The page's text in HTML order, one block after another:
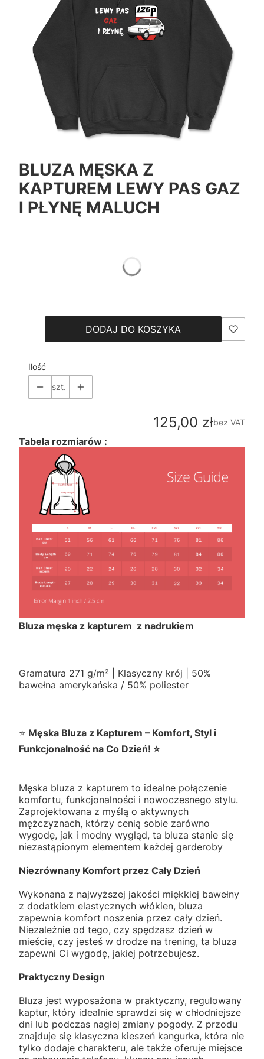
BLUZA MĘSKA Z
KAPTUREM LEWY PAS GAZ
I PŁYNĘ MALUCH
DODAJ DO KOSZYKA
Ilość
szt.
Cena
125,00 złbez VAT
Tabela rozmiarów :
Bluza męska z kapturem z nadrukiem
Gramatura 271 g/m² | Klasyczny krój | 50%
bawełna amerykańska / 50% poliester
⭐ Męska Bluza z Kapturem – Komfort, Styl i
Funkcjonalność na Co Dzień! ⭐
Męska bluza z kapturem to idealne połączenie
komfortu, funkcjonalności i nowoczesnego stylu.
Zaprojektowana z myślą o aktywnych
mężczyznach, którzy cenią sobie zarówno
wygodę, jak i modny wygląd, ta bluza stanie się
niezastąpionym elementem każdej garderoby
Niezrównany Komfort przez Cały Dzień
Wykonana z najwyższej jakości miękkiej bawełny
z dodatkiem elastycznych włókien, bluza
zapewnia komfort noszenia przez cały dzień.
Niezależnie od tego, czy spędzasz dzień w
mieście, czy jesteś w drodze na trening, ta bluza
zapewni Ci wygodę, jakiej potrzebujesz.
Praktyczny Design
Bluza jest wyposażona w praktyczny, regulowany
kaptur, który idealnie sprawdzi się w chłodniejsze
dni lub podczas nagłej zmiany pogody. Z przodu
znajduje się klasyczna kieszeń kangurka, która nie
tylko dodaje charakteru, ale także oferuje miejsce